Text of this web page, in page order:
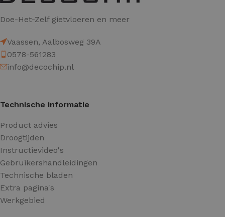
Doe-Het-Zelf gietvloeren en meer
Vaassen, Aalbosweg 39A
0578-561283
info@decochip.nl
Technische informatie
Product advies
Droogtijden
Instructievideo's
Gebruikershandleidingen
Technische bladen
Extra pagina's
Werkgebied